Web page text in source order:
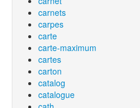
carnets
carpes
carte
carte-maximum
cartes
carton
catalog
catalogue